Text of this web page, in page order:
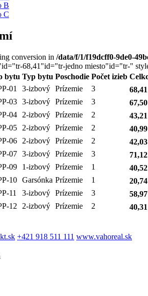
B
C
conversion in /data/f/1/f19dcff0-9de0-
68,41"id="tr-jedno miesto"id="tr-"
bytu Typ bytu Poschodie Počet izieb
01 3-izbový Prízemie 3
03 3-izbový Prízemie 3
04 2-izbový Prízemie 2
05 2-izbový Prízemie 2
06 2-izbový Prízemie 2
07 3-izbový Prízemie 3
09 1-izbový Prízemie 1
10 Garsónka Prízemie 1
11 3-izbový Prízemie 3
12 2-izbový Prízemie 2
+421 918 511 111 www.vahoreal.sk